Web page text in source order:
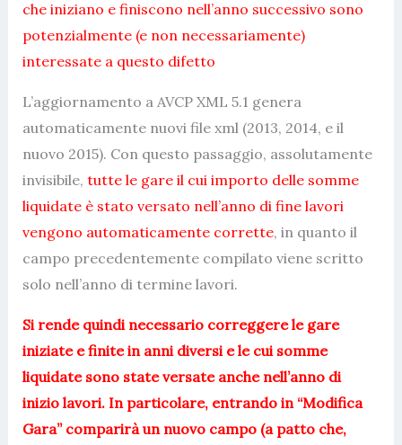
che iniziano e finiscono nell’anno successivo sono
potenzialmente (e non necessariamente)
interessate a questo difetto
L’aggiornamento a AVCP XML 5.1 genera
automaticamente nuovi file xml (2013, 2014, e il
nuovo 2015). Con questo passaggio, assolutamente
invisibile, tutte le gare il cui importo delle somme
liquidate è stato versato nell’anno di fine lavori
vengono automaticamente corrette, in quanto il
campo precedentemente compilato viene scritto
solo nell’anno di termine lavori.
Si rende quindi necessario correggere le gare
iniziate e finite in anni diversi e le cui somme
liquidate sono state versate anche nell’anno di
inizio lavori. In particolare, entrando in “Modifica
Gara” comparirà un nuovo campo (a patto che,